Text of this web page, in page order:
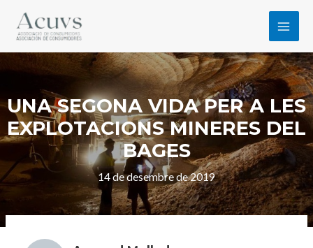
UNA SEGONA VIDA PER A LES
EXPLOTACIONS MINERES DEL
BAGES
14 de desembre de 2019